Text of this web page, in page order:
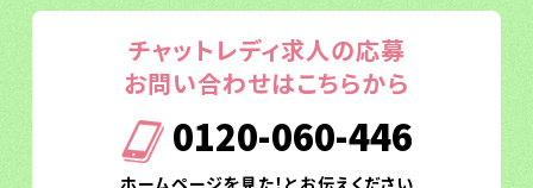
チャットレディ求人の応募
お問い合わせはこちらから
0120-060-446